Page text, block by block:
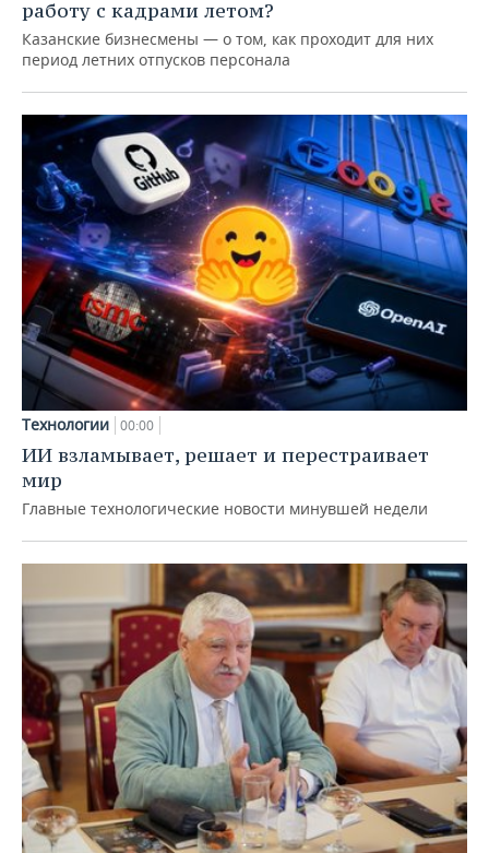
работу с кадрами летом?
Казанские бизнесмены — о том, как проходит для них
период летних отпусков персонала
Технологии 00:00
ИИ взламывает, решает и перестраивает
мир
Главные технологические новости минувшей недели